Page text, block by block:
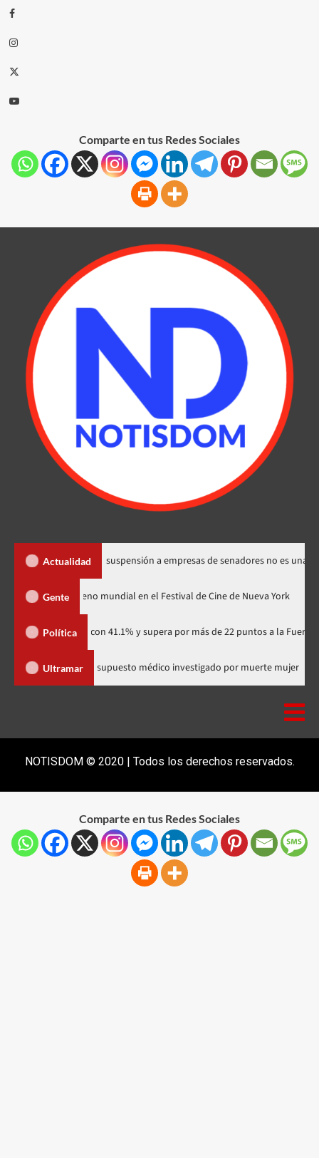
Comparte en tus Redes Sociales
Actualidad
Santos dice suspensión a empresas de senadores no es una sanción
Gente
Minus Zero» tendrá su estreno mundial en el Festival de Cine de
Política
con 41.1% y supera por más de 22 puntos a la Fuerza del Pueblo
Ultramar Salió de RD supuesto médico investigado por
NOTISDOM © 2020 | Todos los derechos reservados.
Comparte en tus Redes Sociales